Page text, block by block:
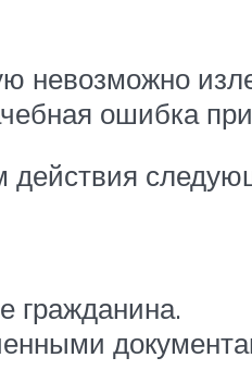
невозможно
ошибка при
действия
гражданина.